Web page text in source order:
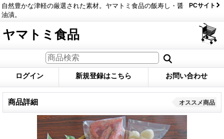
自然豊かな津軽の厳選された素材。ヤマトミ食品の飯寿し・醤
油漬。
PCサイト
ヤマトミ食品
ログイン 新規登録はこちら お問い合わせ
商品詳細 オススメ商品